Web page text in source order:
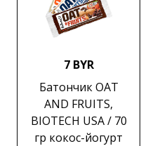
7 BYR
Батончик OAT
AND FRUITS,
BIOTECH USA / 70
гр кокос-йогурт